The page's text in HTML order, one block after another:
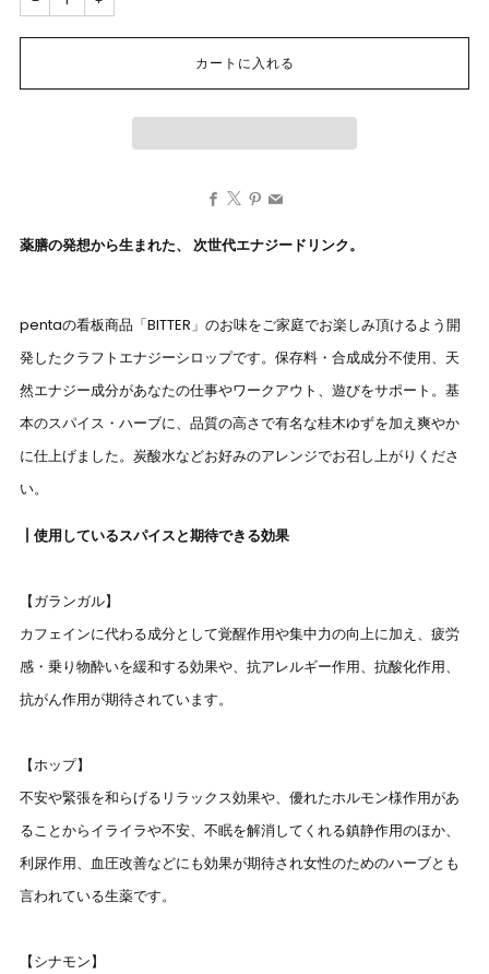
カートに入れる
Facebook
薬膳の発想から生まれた、 次世代エナジードリンク。
pentaの看板商品「BITTER」のお味をご家庭でお楽しみ頂けるよう開
発したクラフトエナジーシロップです。保存料・合成成分不使用、天
然エナジー成分があなたの仕事やワークアウト、遊びをサポート。基
本のスパイス・ハーブに、品質の高さで有名な桂木ゆずを加え爽やか
に仕上げました。炭酸水などお好みのアレンジでお召し上がりくださ
い。
┃使用しているスパイスと期待できる効果
【ガランガル】
カフェインに代わる成分として覚醒作用や集中力の向上に加え、疲労
感・乗り物酔いを緩和する効果や、抗アレルギー作用、抗酸化作用、
抗がん作用が期待されています。
【ホップ】
不安や緊張を和らげるリラックス効果や、優れたホルモン様作用があ
ることからイライラや不安、不眠を解消してくれる鎮静作用のほか、
利尿作用、血圧改善などにも効果が期待され女性のためのハーブとも
言われている生薬です。
【シナモン】